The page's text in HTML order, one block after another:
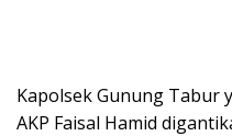
Kapolsek Gunung Tabur
AKP Faisal Hamid